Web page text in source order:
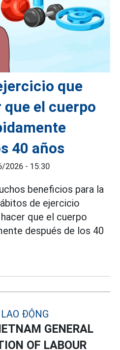
que
que el cuerpo
40 años
2026 - 15:30
beneficios para la
de ejercicio
que el cuerpo
después de los 40
GENERAL
OF LABOUR